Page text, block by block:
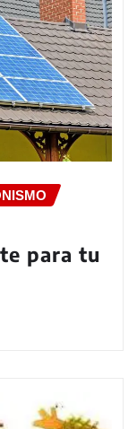
para tu